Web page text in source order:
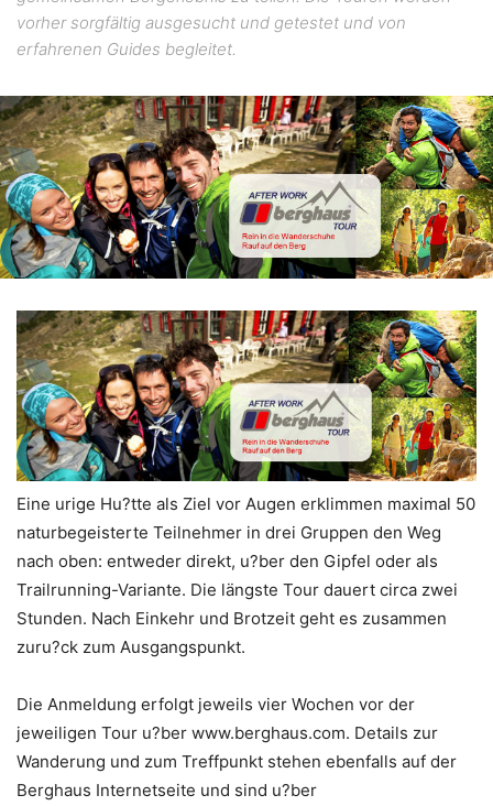
vorher sorgfältig ausgesucht und getestet und von
erfahrenen Guides begleitet.
Eine urige Hu?tte als Ziel vor Augen erklimmen maximal 50
naturbegeisterte Teilnehmer in drei Gruppen den Weg
nach oben: entweder direkt, u?ber den Gipfel oder als
Trailrunning-Variante. Die längste Tour dauert circa zwei
Stunden. Nach Einkehr und Brotzeit geht es zusammen
zuru?ck zum Ausgangspunkt.
Die Anmeldung erfolgt jeweils vier Wochen vor der
jeweiligen Tour u?ber www.berghaus.com. Details zur
Wanderung und zum Treffpunkt stehen ebenfalls auf der
Berghaus Internetseite und sind u?ber